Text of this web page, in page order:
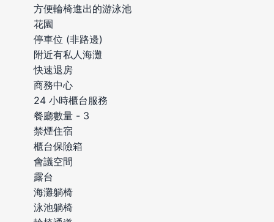
方便輪椅進出的游泳池
花園
停車位 (非路邊)
附近有私人海灘
快速退房
商務中心
24 小時櫃台服務
餐廳數量 - 3
禁煙住宿
櫃台保險箱
會議空間
露台
海灘躺椅
泳池躺椅